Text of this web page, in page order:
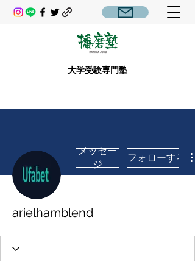
大学受験専門塾
メッセー
ジ
フォローする
arielhamblend